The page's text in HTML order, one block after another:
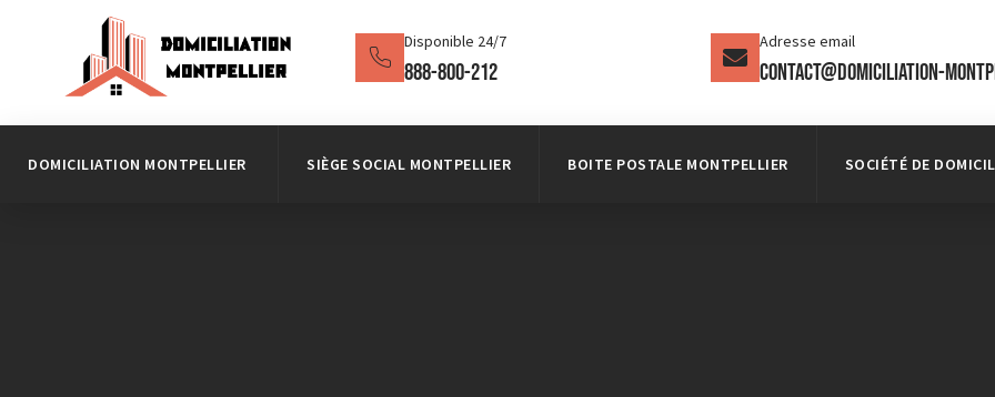
Disponible 24/7
888-800-212
Adresse email
contact@domiciliation-
DOMICILIATION MONTPELLIER SIÈGE SOCIAL MONTPELLIER BOITE POSTALE MONTPELLIER SOCIÉTÉ DE